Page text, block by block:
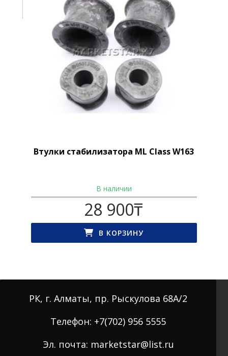
Втулки стабилизатора ML Class W163
В наличии
28 900₸
В КОРЗИНУ
РК, г. Алматы, пр. Рыскулова 68А/2
Телефон: +7(702) 956 5555
Эл. почта: marketstar@list.ru